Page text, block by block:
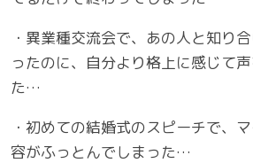
・異業種交流会で、あの人と知り
ったのに、自分より格上に感じて
た…
・初めての結婚式のスピーチで、
容がふっとんでしまった…